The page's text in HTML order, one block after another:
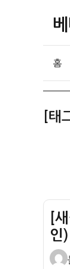
홈
[태
[
인)